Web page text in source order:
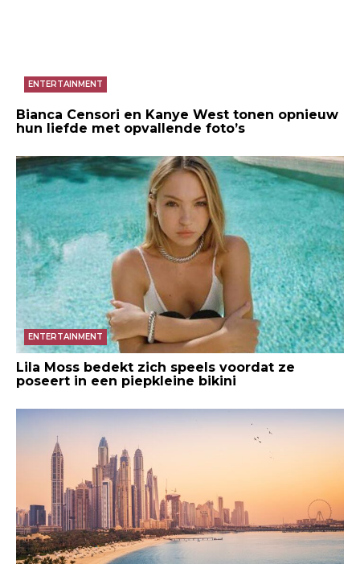
ENTERTAINMENT
Bianca Censori en Kanye West tonen opnieuw
hun liefde met opvallende foto’s
ENTERTAINMENT
Lila Moss bedekt zich speels voordat ze
poseert in een piepkleine bikini